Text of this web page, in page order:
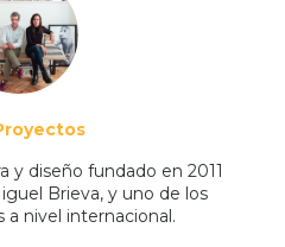
y diseño fundado en 2011
Brieva, y uno de los
a nivel internacional.